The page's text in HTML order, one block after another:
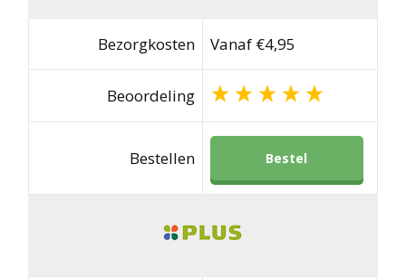
Bezorgkosten Vanaf €4,95
Beoordeling
Bestellen Bestel